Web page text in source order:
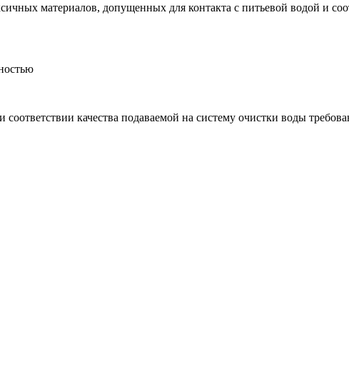
материалов, допущенных для контакта с питьевой водой и
качества подаваемой на систему очистки воды